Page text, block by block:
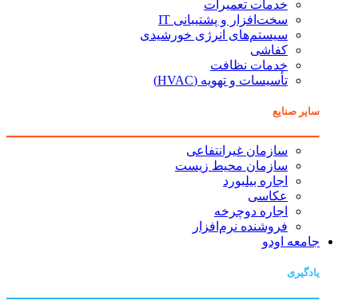
خدمات تعمیرات
سخت‌افزار و پشتیبانی IT
سیستم‌های انرژی خورشیدی
کفاشی
خدمات نظافت
تأسیسات و تهویه (HVAC)
سایر صنایع
سازمان غیرانتفاعی
سازمان محیط زیست
اجاره بیلبورد
عکاسی
اجاره دوچرخه
فروشنده نرم‌افزار
جامعه اودو
یادگیری